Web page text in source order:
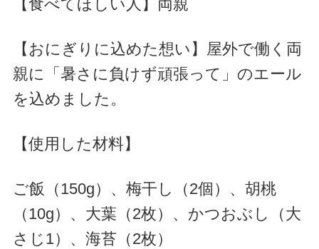
【食べてほしい人】両親
【おにぎりに込めた想い】屋外で働く両
親に「暑さに負けず頑張って」のエール
を込めました。
【使用した材料】
ご飯（150g）、梅干し（2個）、胡桃
（10g）、大葉（2枚）、かつおぶし（大
さじ1）、海苔（2枚）